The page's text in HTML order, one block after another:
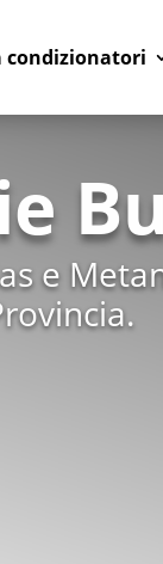
condizionatori
e